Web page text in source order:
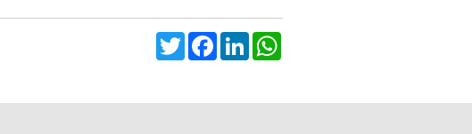
TwitterFacebook
LinkedIn